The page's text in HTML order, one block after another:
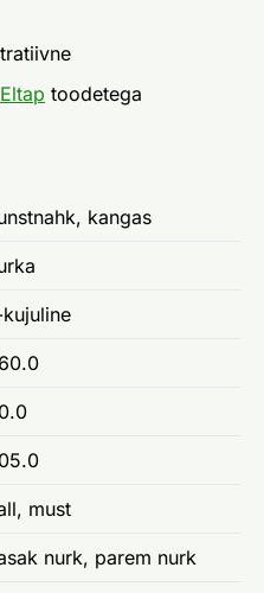
Eltap toodetega
kangas
kujuline
must
nurk, parem nurk